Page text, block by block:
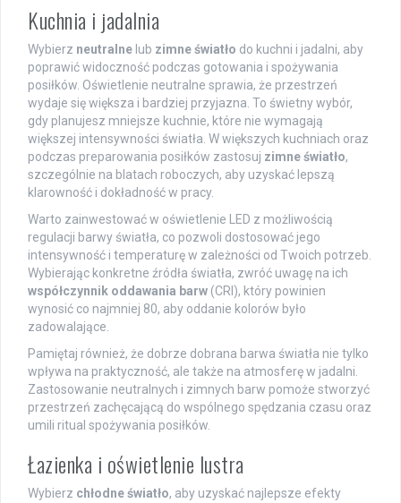
Kuchnia i jadalnia
Wybierz neutralne lub zimne światło do kuchni i jadalni, aby
poprawić widoczność podczas gotowania i spożywania
posiłków. Oświetlenie neutralne sprawia, że przestrzeń
wydaje się większa i bardziej przyjazna. To świetny wybór,
gdy planujesz mniejsze kuchnie, które nie wymagają
większej intensywności światła. W większych kuchniach oraz
podczas preparowania posiłków zastosuj zimne światło,
szczególnie na blatach roboczych, aby uzyskać lepszą
klarowność i dokładność w pracy.
Warto zainwestować w oświetlenie LED z możliwością
regulacji barwy światła, co pozwoli dostosować jego
intensywność i temperaturę w zależności od Twoich potrzeb.
Wybierając konkretne źródła światła, zwróć uwagę na ich
współczynnik oddawania barw (CRI), który powinien
wynosić co najmniej 80, aby oddanie kolorów było
zadowalające.
Pamiętaj również, że dobrze dobrana barwa światła nie tylko
wpływa na praktyczność, ale także na atmosferę w jadalni.
Zastosowanie neutralnych i zimnych barw pomoże stworzyć
przestrzeń zachęcającą do wspólnego spędzania czasu oraz
umili ritual spożywania posiłków.
Łazienka i oświetlenie lustra
Wybierz chłodne światło, aby uzyskać najlepsze efekty